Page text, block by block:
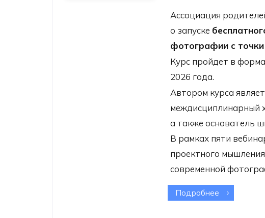
Ассоциация
о запуске
фотографии с точки
Курс пройдет в
2026 года.
Автором курса
междисциплинарный
а также основатель
В рамках пяти
проектного
современной
Подробнее о